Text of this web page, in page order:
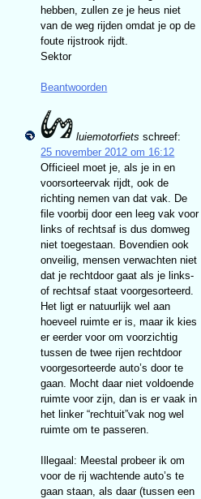
hebben, zullen ze je heus niet
van de weg rijden omdat je op de
foute rijstrook rijdt.
Sektor
Beantwoorden
luiemotorfiets schreef:
25 november 2012 om 16:12
Officieel moet je, als je in en
voorsorteervak rijdt, ook de
richting nemen van dat vak. De
file voorbij door een leeg vak voor
links of rechtsaf is dus domweg
niet toegestaan. Bovendien ook
onveilig, mensen verwachten niet
dat je rechtdoor gaat als je links-
of rechtsaf staat voorgesorteerd.
Het ligt er natuurlijk wel aan
hoeveel ruimte er is, maar ik kies
er eerder voor om voorzichtig
tussen de twee rijen rechtdoor
voorgesorteerde auto’s door te
gaan. Mocht daar niet voldoende
ruimte voor zijn, dan is er vaak in
het linker “rechtuit”vak nog wel
ruimte om te passeren.
Illegaal: Meestal probeer ik om
voor de rij wachtende auto’s te
gaan staan, als daar (tussen een